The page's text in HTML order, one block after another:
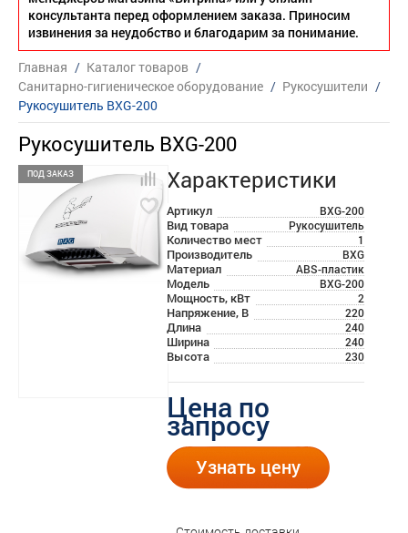
консультанта перед оформлением заказа. Приносим
извинения за неудобство и благодарим за понимание.
Главная / Каталог товаров /
Санитарно-гигиеническое оборудование / Рукосушители /
Рукосушитель BXG-200
Рукосушитель BXG-200
Характеристики
Артикул BXG-200
Вид товара Рукосушитель
Количество мест 1
Производитель BXG
Материал ABS-пластик
Модель BXG-200
Мощность, кВт 2
Напряжение, В 220
Длина 240
Ширина 240
Высота 230
ПОД ЗАКАЗ
Цена по
запросу
Узнать цену